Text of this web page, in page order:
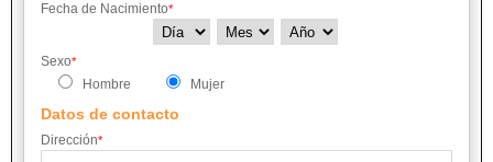
Fecha de Nacimiento*
Sexo*
Hombre Mujer
Datos de contacto
Dirección*